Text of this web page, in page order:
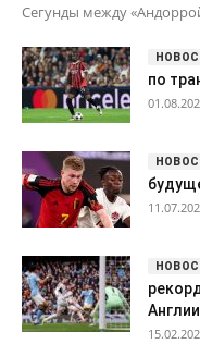
Сегунды между
по
Англии